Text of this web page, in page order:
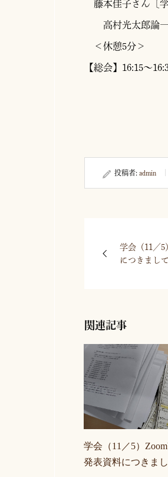
藤本佳子さん〔学
高村光太郎論―
＜休憩5分＞
【総会】16:15～
投稿者: admin
学会（11／5
につきまして
関連記事
学会（11／5）
発表資料につきま